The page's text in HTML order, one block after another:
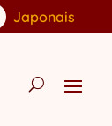
Japonais